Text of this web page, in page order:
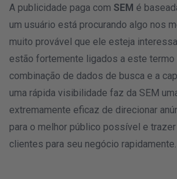
A publicidade paga com SEM é
um usuário está procurando algo nos
muito provável que ele esteja
estão fortemente ligados a este termo
combinação de dados de busca e a
uma rápida visibilidade faz da SEM
extremamente eficaz de direcionar
para o melhor público possível e
clientes para seu negócio rapidamente.